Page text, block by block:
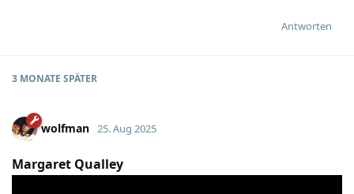
Antworten
3 MONATE SPÄTER
wolfman 25. Aug 2025
Margaret Qualley